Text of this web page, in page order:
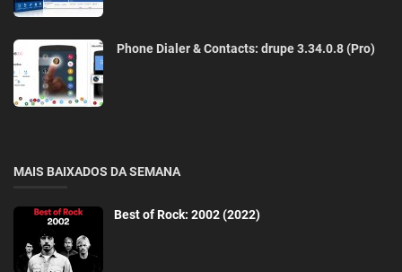
Phone Dialer & Contacts: drupe 3.34.0.8 (Pro)
MAIS BAIXADOS DA SEMANA
Best of Rock: 2002 (2022)